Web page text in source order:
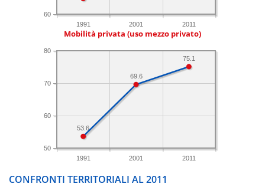
1991 2001 2011
60
Mobilità privata (uso mezzo privato)
1991 2001 2011
50
60
70
80
75.1
69.6
53.6
CONFRONTI TERRITORIALI AL 2011